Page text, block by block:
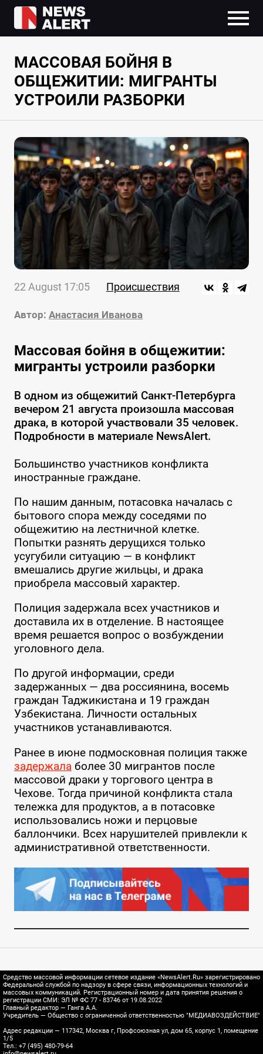
МАССОВАЯ БОЙНЯ В
ОБЩЕЖИТИИ: МИГРАНТЫ
УСТРОИЛИ РАЗБОРКИ
22 August 17:05 Происшествия
Автор: Анастасия Иванова
Массовая бойня в общежитии:
мигранты устроили разборки
В одном из общежитий Санкт-Петербурга
вечером 21 августа произошла массовая
драка, в которой участвовали 35 человек.
Подробности в материале NewsAlert.
Большинство участников конфликта
иностранные граждане.
По нашим данным, потасовка началась с
бытового спора между соседями по
общежитию на лестничной клетке.
Попытки разнять дерущихся только
усугубили ситуацию — в конфликт
вмешались другие жильцы, и драка
приобрела массовый характер.
Полиция задержала всех участников и
доставила их в отделение. В настоящее
время решается вопрос о возбуждении
уголовного дела.
По другой информации, среди
задержанных — два россиянина, восемь
граждан Таджикистана и 19 граждан
Узбекистана. Личности остальных
участников устанавливаются.
Ранее в июне подмосковная полиция также
задержала более 30 мигрантов после
массовой драки у торгового центра в
Чехове. Тогда причиной конфликта стала
тележка для продуктов, а в потасовке
использовались ножи и перцовые
баллончики. Всех нарушителей привлекли к
административной ответственности.
Средство массовой информации сетевое издание «NewsAlert.Ru» зарегистрировано
Федеральной службой по надзору в сфере связи, информационных технологий и
массовых коммуникаций. Регистрационный номер и дата принятия решения о
регистрации СМИ: ЭЛ № ФС 77 - 83746 от 19.08.2022
Главный редактор — Ганга А.А.
Учредитель — Общество с ограниченной ответственностью "МЕДИАВОЗДЕЙСТВИЕ"
Адрес редакции — 117342, Москва г, Профсоюзная ул, дом 65, корпус 1, помещение
1/5
Тел.: +7 (495) 480-79-64